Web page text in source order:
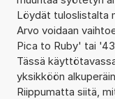
Löydät tuloslistalta
Arvo voidaan
Pica to Ruby' tai '43
Tässä
yksikköön
Riippumatta siitä,